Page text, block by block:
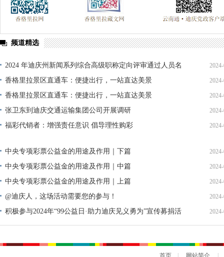
频道精选
2024 年迪庆州新闻系列综合高级职称定向评审通过人员名
单公示
香格里拉景区直通车：便捷出行，一站直达美景
香格里拉景区直通车：便捷出行，一站直达美景
张卫东到迪庆交通运输集团公司开展调研
福彩代销者：增强责任意识 倡导理性购彩
中央专项彩票公益金的用途及作用｜下篇
中央专项彩票公益金的用途及作用｜中篇
中央专项彩票公益金的用途及作用｜上篇
@迪庆人，这场活动需要您的参与！
积极参与2024年“99公益日·助力迪庆见义勇为”宣传募捐活
动倡议书